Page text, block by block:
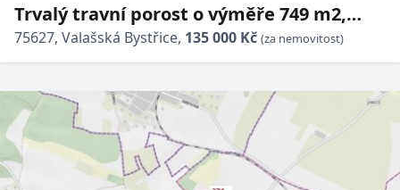
Trvalý travní porost o výměře 749 m2,
podíl 1/1, katastrální území Valašská
Bystřice, obec Valašská
75627, Valašská Bystřice, 135 000 Kč (za nemovitost)